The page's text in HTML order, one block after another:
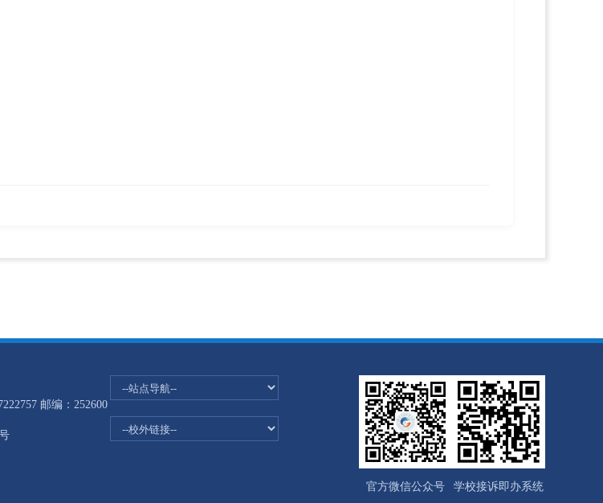
邮编：252600
官方微信公众号 学校接诉即办系统